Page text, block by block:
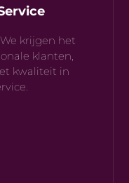
krijgen het
klanten,
kwaliteit in